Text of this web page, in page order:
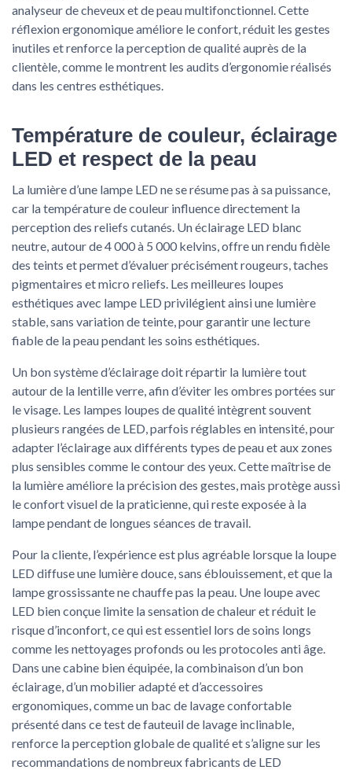
analyseur de cheveux et de peau multifonctionnel. Cette
réflexion ergonomique améliore le confort, réduit les gestes
inutiles et renforce la perception de qualité auprès de la
clientèle, comme le montrent les audits d’ergonomie réalisés
dans les centres esthétiques.
Température de couleur, éclairage
LED et respect de la peau
La lumière d’une lampe LED ne se résume pas à sa puissance,
car la température de couleur influence directement la
perception des reliefs cutanés. Un éclairage LED blanc
neutre, autour de 4 000 à 5 000 kelvins, offre un rendu fidèle
des teints et permet d’évaluer précisément rougeurs, taches
pigmentaires et micro reliefs. Les meilleures loupes
esthétiques avec lampe LED privilégient ainsi une lumière
stable, sans variation de teinte, pour garantir une lecture
fiable de la peau pendant les soins esthétiques.
Un bon système d’éclairage doit répartir la lumière tout
autour de la lentille verre, afin d’éviter les ombres portées sur
le visage. Les lampes loupes de qualité intègrent souvent
plusieurs rangées de LED, parfois réglables en intensité, pour
adapter l’éclairage aux différents types de peau et aux zones
plus sensibles comme le contour des yeux. Cette maîtrise de
la lumière améliore la précision des gestes, mais protège aussi
le confort visuel de la praticienne, qui reste exposée à la
lampe pendant de longues séances de travail.
Pour la cliente, l’expérience est plus agréable lorsque la loupe
LED diffuse une lumière douce, sans éblouissement, et que la
lampe grossissante ne chauffe pas la peau. Une loupe avec
LED bien conçue limite la sensation de chaleur et réduit le
risque d’inconfort, ce qui est essentiel lors de soins longs
comme les nettoyages profonds ou les protocoles anti âge.
Dans une cabine bien équipée, la combinaison d’un bon
éclairage, d’un mobilier adapté et d’accessoires
ergonomiques, comme un bac de lavage confortable
présenté dans ce test de fauteuil de lavage inclinable,
renforce la perception globale de qualité et s’aligne sur les
recommandations de nombreux fabricants de LED